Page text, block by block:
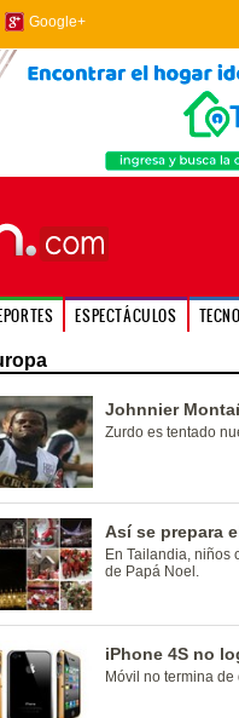
Google+
ESPECTÁCULOS
Johnnier
Zurdo es tentado
Así se prepara
En Tailandia, niños
de Papá Noel.
iPhone 4S no
Móvil no termina